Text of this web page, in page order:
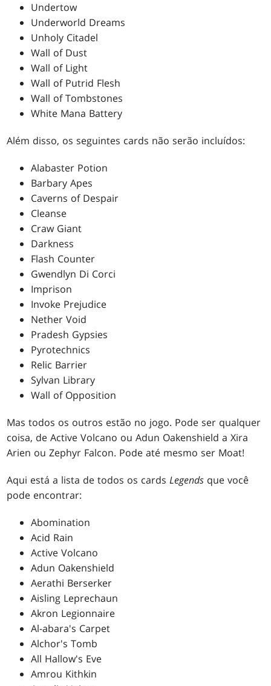
Undertow
Underworld Dreams
Unholy Citadel
Wall of Dust
Wall of Light
Wall of Putrid Flesh
Wall of Tombstones
White Mana Battery
Além disso, os seguintes cards não serão incluídos:
Alabaster Potion
Barbary Apes
Caverns of Despair
Cleanse
Craw Giant
Darkness
Flash Counter
Gwendlyn Di Corci
Imprison
Invoke Prejudice
Nether Void
Pradesh Gypsies
Pyrotechnics
Relic Barrier
Sylvan Library
Wall of Opposition
Mas todos os outros estão no jogo. Pode ser qualquer
coisa, de Active Volcano ou Adun Oakenshield a Xira
Arien ou Zephyr Falcon. Pode até mesmo ser Moat!
Aqui está a lista de todos os cardsLegends que você
pode encontrar:
Abomination
Acid Rain
Active Volcano
Adun Oakenshield
Aerathi Berserker
Aisling Leprechaun
Akron Legionnaire
Al-abara's Carpet
Alchor's Tomb
All Hallow's Eve
Amrou Kithkin